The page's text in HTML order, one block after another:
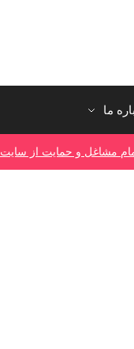
ما
مشاغل و حمایت از سایت